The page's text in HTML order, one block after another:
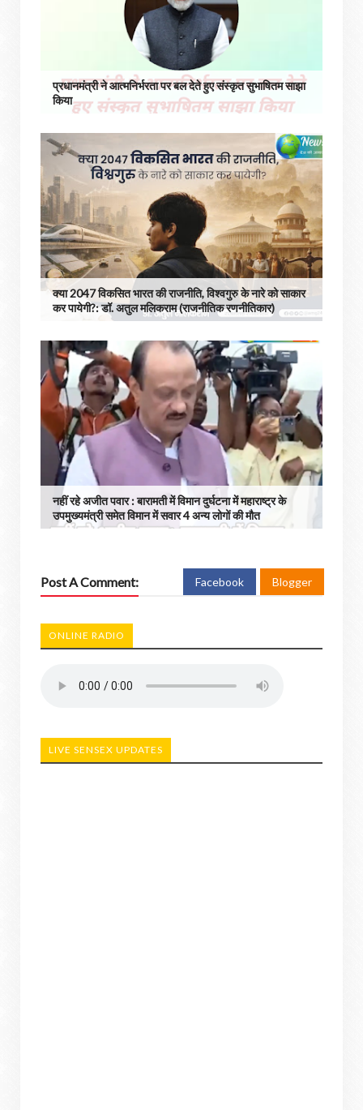
प्रधानमंत्री ने आत्मनिर्भरता पर बल देते हुए संस्कृत सुभाषितम साझा
किया
क्या 2047 विकसित भारत की राजनीति, विश्वगुरु के नारे को साकार
कर पायेगी?: डॉ. अतुल मलिकराम (राजनीतिक रणनीतिकार)
नहीं रहे अजीत पवार : बारामती में विमान दुर्घटना में महाराष्ट्र के
उपमुख्यमंत्री समेत विमान में सवार 4 अन्य लोगों की मौत
Post A Comment: Facebook Blogger
ONLINE RADIO
LIVE SENSEX UPDATES